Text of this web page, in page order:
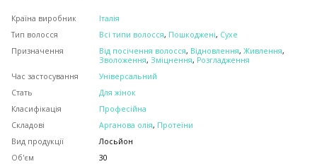
Країна виробник
Італія
Тип волосся
Всі типи волосся, Пошкоджені, Сухе
Призначення
Від посічення волосся, Відновлення, Живлення,
Зволоження, Зміцнення, Розгладження
Час застосування
Універсальний
Стать
Для жінок
Класифікація
Професійна
Складові
Арганова олія, Протеїни
Вид продукції
Лосьйон
Об'єм
30